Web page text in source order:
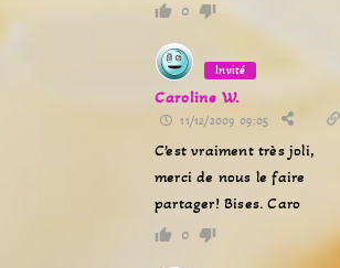
0
Invité
Caroline W.
11/12/2009 09:05
C’est vraiment très joli,
merci de nous le faire
partager! Bises. Caro
0